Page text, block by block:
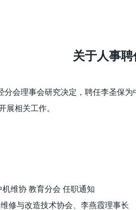
关于人事
会理事会研究决定，聘任李圣保为
展相关工作。
维协 教育分会 任职通知
修与改造技术协会、李燕霞理事长